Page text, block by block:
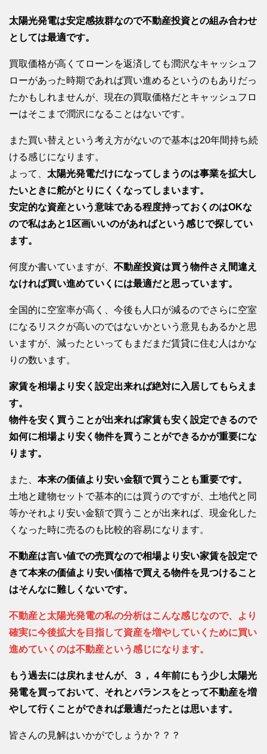
太陽光発電は安定感抜群なので不動産投資との組み合わせ
としては最適です。
買取価格が高くてローンを返済しても潤沢なキャッシュフ
ローがあった時期であれば買い進めるというのもありだっ
たかもしれませんが、現在の買取価格だとキャッシュフロ
ーはそこまで潤沢になることはないです。
また買い替えという考え方がないので基本は20年間持ち続
ける感じになります。
よって、 太陽光発電だけになってしまうのは事業を拡大し
たいときに舵がとりにくくなってしまいます。
安定的な資産という意味である程度持っておくのはOKな
ので私はあと1区画いいのがあればという感じで探してい
ます。
何度か書いていますが、 不動産投資は買う物件さえ間違え
なければ買い進めていくには最適だと思っています。
全国的に空室率が高く、今後も人口が減るのでさらに空室
になるリスクが高いのではないかという意見もあるかと思
いますが、減ったといってもまだまだ賃貸に住む人はかな
りの数います。
家賃を相場より安く設定出来れば絶対に入居してもらえま
す。
物件を安く買うことが出来れば家賃も安く設定できるので
如何に相場より安く物件を買うことができるかが重要にな
ります。
また、 本来の価値より安い金額で買うことも重要です。
土地と建物セットで基本的には買うのですが、土地代と同
等かそれより安い金額で買うことが出来れば、現金化した
くなった時に売るのも比較的容易になります。
不動産は言い値での売買なので相場より安い家賃を設定で
きて本来の価値より安い価格で買える物件を見つけること
はそんなに難しくないです。
不動産と太陽光発電の私の分析はこんな感じなので、より
確実に今後拡大を目指して資産を増やしていくために買い
進めていくのは不動産という感じになります。
もう過去には戻れませんが、３，４年前にもう少し太陽光
発電を買っておいて、それとバランスをとって不動産を増
やして行くことができれば最適だったとは思います。
皆さんの見解はいかがでしょうか？？？